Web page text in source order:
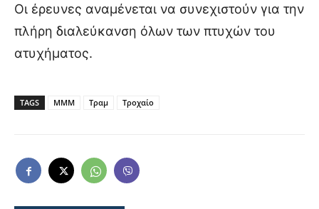
Οι έρευνες αναμένεται να συνεχιστούν για την
πλήρη διαλεύκανση όλων των πτυχών του
ατυχήματος.
TAGS ΜΜΜ Τραμ Τροχαίο